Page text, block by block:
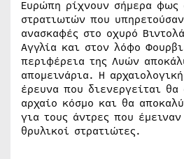
Ευρώπη ρίχνουν σήμερα
στρατιωτών που
ανασκαφές στο οχυρό
Αγγλία και στον λόφο
περιφέρεια της Λυών
απομεινάρια. Η
έρευνα που διενεργείται
αρχαίο κόσμο και θα
για τους άντρες που
θρυλικοί στρατιώτες.